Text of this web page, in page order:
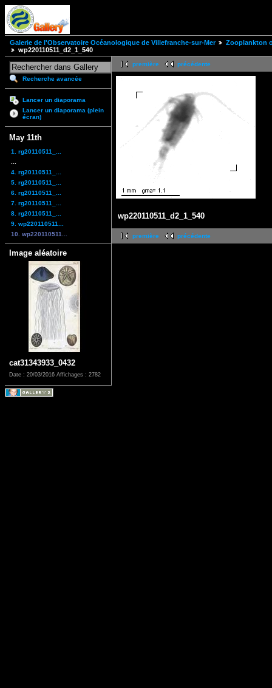
Galerie de l'Observatoire Océanologique de Villefranche-sur-Mer
Zooplankton
wp220110511_d2_1_540
Recherche avancée
Lancer un diaporama
Lancer un diaporama (plein
écran)
May 11th
1. rg20110511_...
4. rg20110511_...
5. rg20110511_...
6. rg20110511_...
7. rg20110511_...
8. rg20110511_...
9. wp220110511...
10. wp220110511...
Image aléatoire
cat31343933_0432
Date : 20/03/2016 Affichages : 2782
première précédente
wp220110511_d2_1_540
première précédente